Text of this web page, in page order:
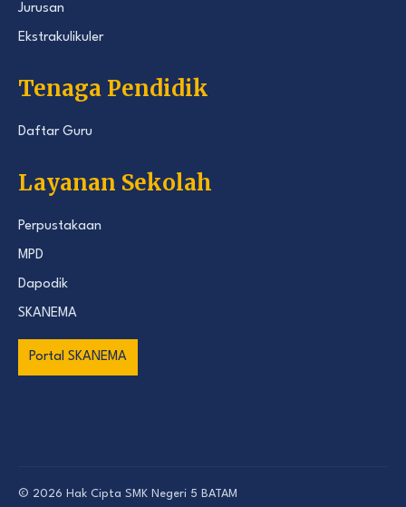
Jurusan
Ekstrakulikuler
Tenaga Pendidik
Daftar Guru
Layanan Sekolah
Perpustakaan
MPD
Dapodik
SKANEMA
Portal SKANEMA
© 2026 Hak Cipta SMK Negeri 5 BATAM